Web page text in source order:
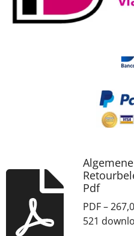
Pdf
PDF –
521